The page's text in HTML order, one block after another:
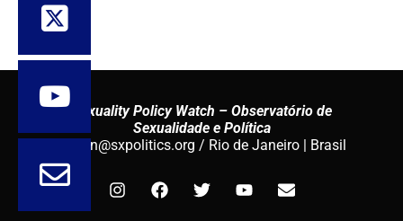
Sexuality Policy Watch – Observatório de
Sexualidade e Política
admin@sxpolitics.org / Rio de Janeiro | Brasil